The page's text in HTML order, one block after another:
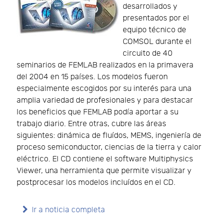
desarrollados y
presentados por el
equipo técnico de
COMSOL durante el
circuito de 40
seminarios de FEMLAB realizados en la primavera
del 2004 en 15 países. Los modelos fueron
especialmente escogidos por su interés para una
amplia variedad de profesionales y para destacar
los beneficios que FEMLAB podía aportar a su
trabajo diario. Entre otras, cubre las áreas
siguientes: dinámica de fluídos, MEMS, ingeniería de
proceso semiconductor, ciencias de la tierra y calor
eléctrico. El CD contiene el software Multiphysics
Viewer, una herramienta que permite visualizar y
postprocesar los modelos incluídos en el CD.
Ir a noticia completa